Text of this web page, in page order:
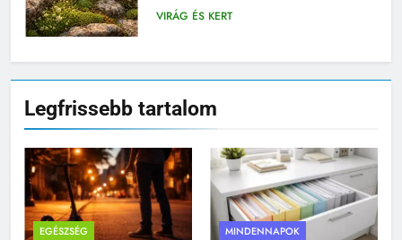
VIRÁG ÉS KERT
6
javítani az autót?
MINDENNAPOK
7
Pizzadoboz: a tökéletes
pizzaélmény egyik legfontosabb
Legfrissebb tartalom
EGÉSZSÉG MINDENNAPOK